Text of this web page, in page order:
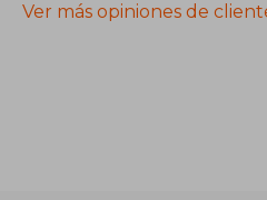
Ver más opiniones de